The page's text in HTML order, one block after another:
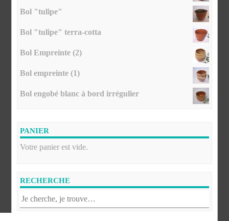
Bol "tulipe"
Bol "tulipe" terra-cotta
Bol Empreinte (2)
Bol empreinte (1)
Bol engobé blanc à bord irrégulier
PANIER
Votre panier est vide.
RECHERCHE